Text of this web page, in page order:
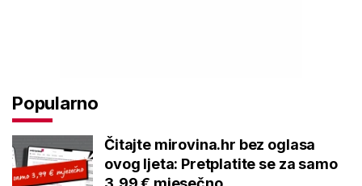
Popularno
Čitajte mirovina.hr bez oglasa
ovog ljeta: Pretplatite se za samo